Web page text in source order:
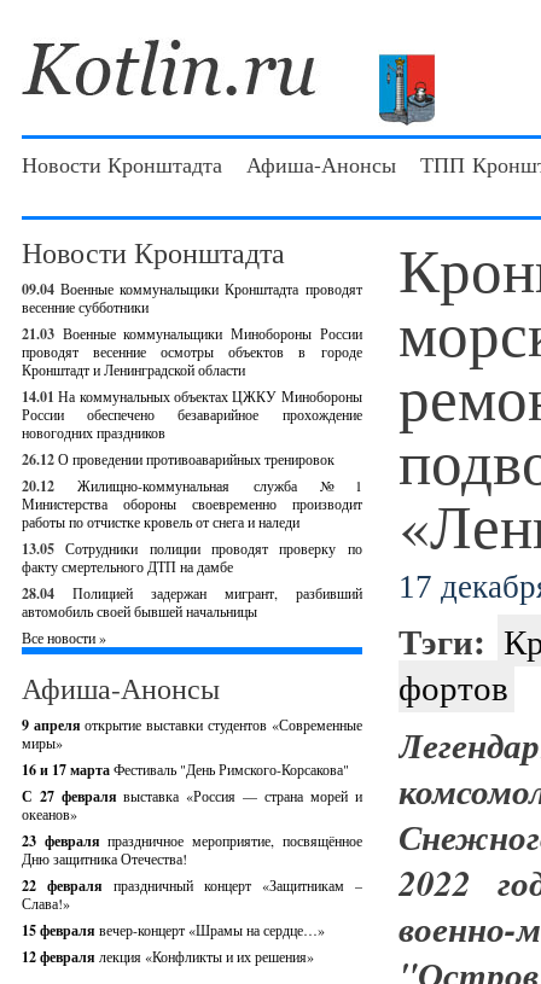
Новости Кронштадта Афиша-Анонсы ТПП
Новости Кронштадта
09.04 Военные коммунальщики Кронштадта проводят
весенние субботники
21.03 Военные коммунальщики Минобороны России
проводят весенние осмотры объектов в городе
Кронштадт и Ленинградской области
14.01 На коммунальных объектах ЦЖКУ Минобороны
России обеспечено безаварийное прохождение
новогодних праздников
26.12О проведении противоаварийных тренировок
20.12
Жилищно-коммунальная служба №1
Министерства обороны своевременно производит
работы по отчистке кровель от снега и наледи
13.05 Сотрудники полиции проводят проверку по
факту смертельного ДТП на дамбе
28.04
Полицией задержан мигрант, разбивший
автомобиль своей бывшей начальницы
Все новости »
Афиша-Анонсы
9 апреляоткрытие выставки студентов «Современные
миры»
16 и 17 мартаФестиваль "День Римского-Корсакова"
С 27 февралявыставка «Россия — страна морей и
океанов»
23 февраляпраздничное мероприятие, посвящённое
Дню защитника Отечества!
22 февраля праздничный концерт «Защитникам –
Слава!»
15 февраля вечер-концерт «Шрамы на сердце…»
12 февраля лекция «Конфликты и их решения»
17
Тэги:
фортов
2022